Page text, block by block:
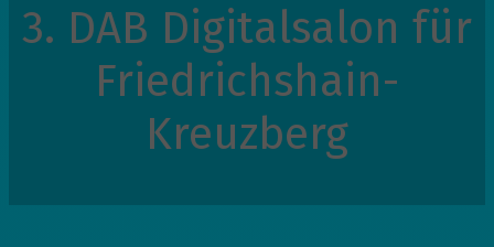
3. DAB Digitalsalon für
Friedrichshain-
Kreuzberg